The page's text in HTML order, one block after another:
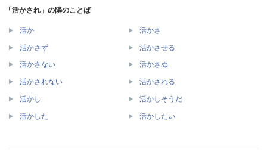
「活かされ」の隣のことば
活か 活かさ
活かさず 活かさせる
活かさない 活かさぬ
活かされない 活かされる
活かし 活かしそうだ
活かした 活かしたい